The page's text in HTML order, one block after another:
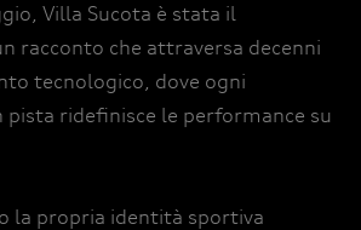
Villa Sucota è stata il
racconto che attraversa decenni
tecnologico, dove ogni
pista ridefinisce le performance su
la propria identità sportiva